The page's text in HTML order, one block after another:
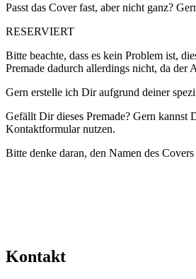
Passt das Cover fast, aber nicht ganz?
RESERVIERT
Bitte beachte, dass es kein Problem ist,
Premade dadurch allerdings nicht, da
Gern erstelle ich Dir aufgrund deiner
Gefällt Dir dieses Premade? Gern
Kontaktformular nutzen.
Bitte denke daran, den Namen des
Kontakt